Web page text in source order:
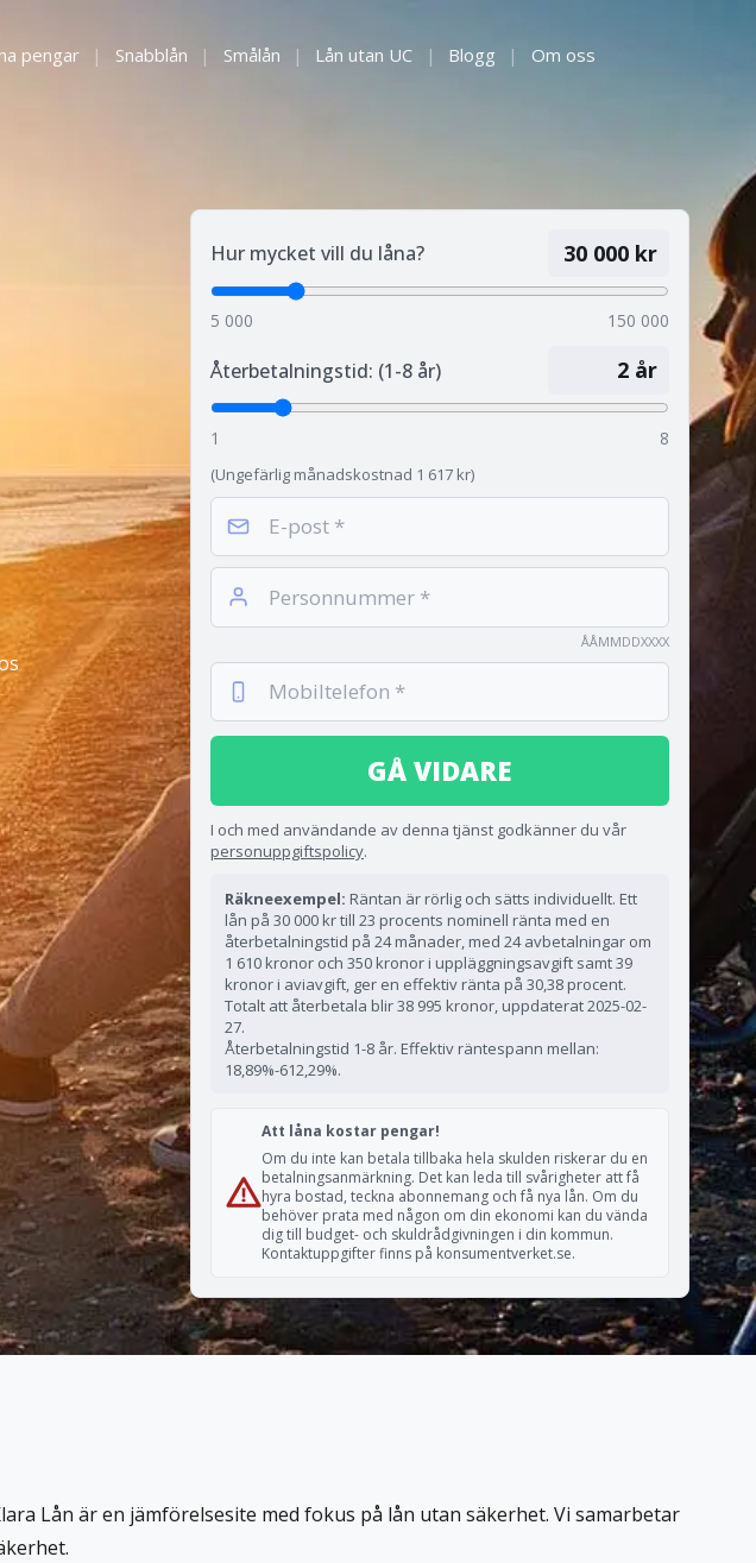
pengar | Snabblån | Smålån | Lån utan UC | Blogg | Om oss
Hur mycket vill du låna? 30 000 kr
5 000 150 000
Återbetalningstid: (1-8 år) 2 år
1 8
(Ungefärlig månadskostnad 1 617 kr)
ÅÅMMDDXXXX
GÅ VIDARE
I och med användande av denna tjänst godkänner du vår
personuppgiftspolicy.
Räkneexempel: Räntan är rörlig och sätts individuellt. Ett
lån på 30 000 kr till 23 procents nominell ränta med en
återbetalningstid på 24 månader, med 24 avbetalningar om
1 610 kronor och 350 kronor i uppläggningsavgift samt 39
kronor i aviavgift, ger en effektiv ränta på 30,38 procent.
Totalt att återbetala blir 38 995 kronor, uppdaterat 2025-02-
27.
Återbetalningstid 1-8 år. Effektiv räntespann mellan:
18,89%-612,29%.
Att låna kostar pengar!
Om du inte kan betala tillbaka hela skulden riskerar du en
betalningsanmärkning. Det kan leda till svårigheter att få
hyra bostad, teckna abonnemang och få nya lån. Om du
behöver prata med någon om din ekonomi kan du vända
dig till budget- och skuldrådgivningen i din kommun.
Kontaktuppgifter finns på konsumentverket.se.
Lån är en jämförelsesite med fokus på lån utan säkerhet. Vi samarbetar